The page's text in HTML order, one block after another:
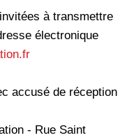
à transmettre
électronique
accusé de réception
- Rue Saint